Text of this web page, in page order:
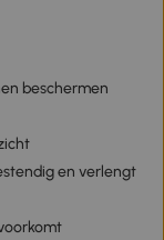
beschermen
en verlengt